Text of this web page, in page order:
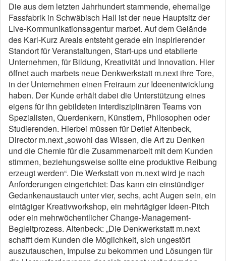
Die aus dem letzten Jahrhundert stammende, ehemalige
Fassfabrik in Schwäbisch Hall ist der neue Hauptsitz der
Live-Kommunikationsagentur marbet. Auf dem Gelände
des Karl-Kurz Areals entsteht gerade ein inspirierender
Standort für Veranstaltungen, Start-ups und etablierte
Unternehmen, für Bildung, Kreativität und Innovation. Hier
öffnet auch marbets neue Denkwerkstatt m.next ihre Tore,
in der Unternehmen einen Freiraum zur Ideenentwicklung
haben. Der Kunde erhält dabei die Unterstützung eines
eigens für ihn gebildeten interdisziplinären Teams von
Spezialisten, Querdenkern, Künstlern, Philosophen oder
Studierenden. Hierbei müssen für Detlef Altenbeck,
Director m.next „sowohl das Wissen, die Art zu Denken
und die Chemie für die Zusammenarbeit mit dem Kunden
stimmen, beziehungsweise sollte eine produktive Reibung
erzeugt werden“. Die Werkstatt von m.next wird je nach
Anforderungen eingerichtet: Das kann ein einstündiger
Gedankenaustauch unter vier, sechs, acht Augen sein, ein
eintägiger Kreativworkshop, ein mehrtägiger Ideen-Pitch
oder ein mehrwöchentlicher Change-Management-
Begleitprozess. Altenbeck: „Die Denkwerkstatt m.next
schafft dem Kunden die Möglichkeit, sich ungestört
auszutauschen, Impulse zu bekommen und Lösungen für